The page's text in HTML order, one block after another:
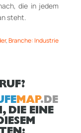
die in jedem
steht.
,Branche: Industrie
MAP.DE
DIE EINE